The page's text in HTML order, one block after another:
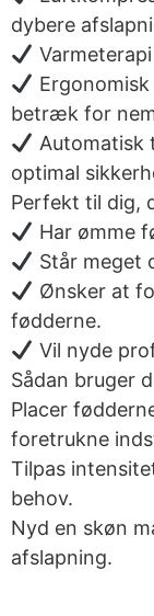
dybere
betræk for
Automatisk
optimal
Perfekt til dig,
Har ømme
Står meget
Ønsker at
fødderne.
Vil nyde
Sådan bruger
Placer
foretrukne
Tilpas
behov.
Nyd en skøn
afslapning.